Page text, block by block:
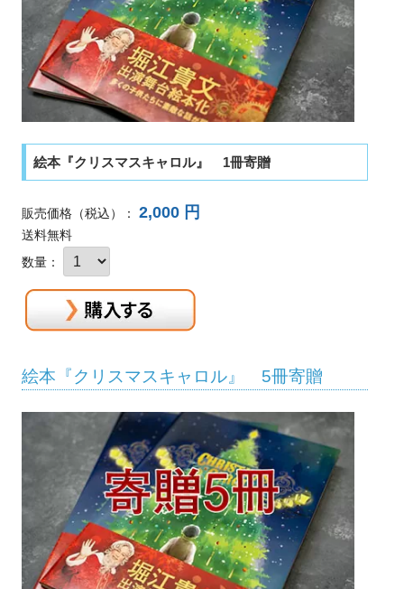
絵本『クリスマスキャロル』 1冊寄贈
販売価格 （税込） ： 2,000 円
送料無料
数量：
絵本『クリスマスキャロル』 5冊寄贈